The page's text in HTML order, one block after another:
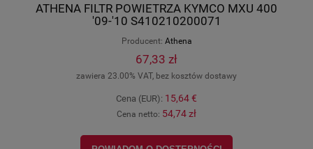
ATHENA FILTR POWIETRZA KYMCO MXU 400
'09-'10 S410210200071
Producent: Athena
67,33 zł
zawiera 23.00% VAT, bez kosztów dostawy
Cena (EUR): 15,64 €
Cena netto: 54,74 zł